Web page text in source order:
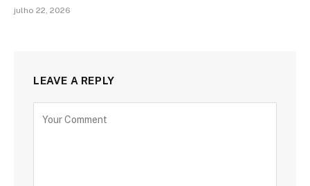
julho 22, 2026
LEAVE A REPLY